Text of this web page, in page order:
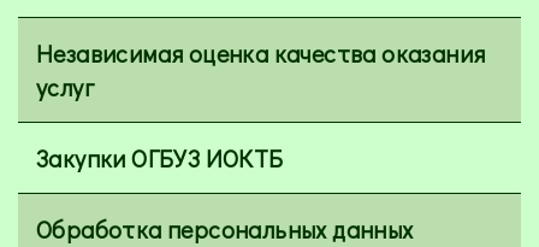
Независимая оценка качества оказания
услуг
Закупки ОГБУЗ ИОКТБ
Обработка персональных данных